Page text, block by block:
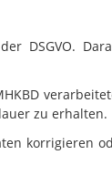
DSGVO.
zu erhalten.
korrigieren